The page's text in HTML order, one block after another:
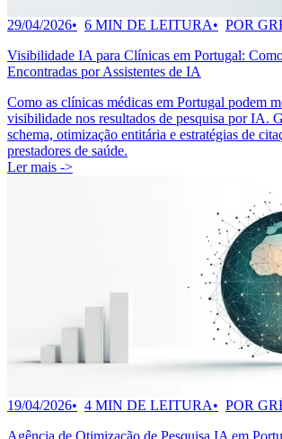
29/04/2026 6 MIN DE LEITURA
POR
Visibilidade IA para Clínicas em Portugal:
Encontradas por Assistentes de IA
Como as clínicas médicas em Portugal podem
visibilidade nos resultados de pesquisa por IA.
schema, otimização entitária e estratégias de
prestadores de saúde.
Ler mais ->
19/04/2026 4 MIN DE LEITURA
POR